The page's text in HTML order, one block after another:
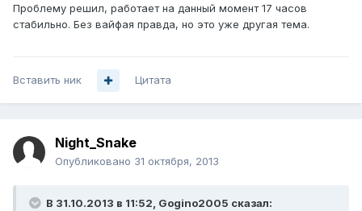
Проблему решил, работает на данный момент 17 часов
стабильно. Без вайфая правда, но это уже другая тема.
Вставить ник Цитата
Night_Snake
Опубликовано 31 октября, 2013
В 31.10.2013 в 11:52, Gogino2005 сказал: